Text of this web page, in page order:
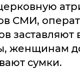
СМИ,
заставляют
женщинам
сумки.